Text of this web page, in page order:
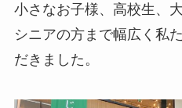
小さなお子様、高校生、
シニアの方まで幅広く私
だきました。